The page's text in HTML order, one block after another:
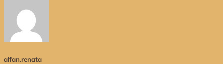
alfan.renata